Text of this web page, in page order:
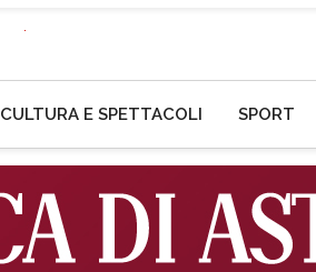
CULTURA E SPETTACOLI SPORT